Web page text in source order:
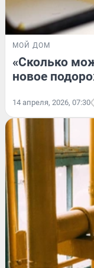
МОЙ ДОМ
«Сколько
новое
14 апреля, 2026, 07:30